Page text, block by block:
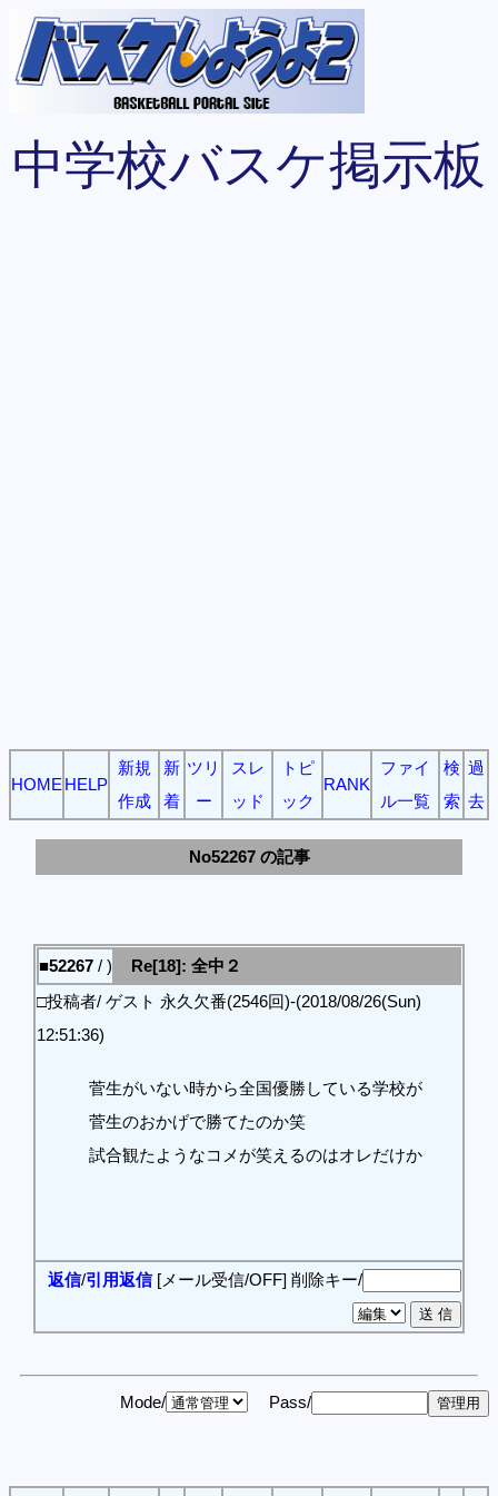
中学校バスケ掲示板
HOME HELP
新規
作成
新
着
ツリ
ー
スレ
ッド
トピ
ック
RANK
ファイ
ル一覧
検
索
過
去
No52267 の記事
■52267 / )
Re[18]: 全中２
□投稿者/ ゲスト 永久欠番(2546回)-(2018/08/26(Sun)
12:51:36)
菅生がいない時から全国優勝している学校が
菅生のおかげで勝てたのか笑
試合観たようなコメが笑えるのはオレだけか
返信/引用返信[メール受信/OFF] 削除キー/
Mode/ Pass/